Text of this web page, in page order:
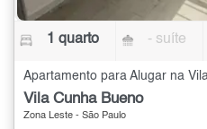
1 quarto - suíte
Vila Cunha Bueno
Zona Leste - São Paulo